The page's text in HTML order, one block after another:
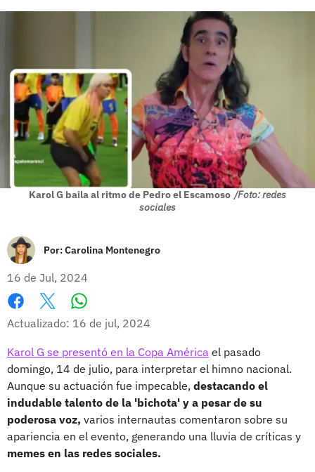
Karol G baila al ritmo de Pedro el Escamoso /Foto: redes
sociales
Por:Carolina Montenegro
16 de Jul, 2024
Facebook
X
Actualizado: 16 de jul, 2024
Karol G se presentó en la Copa América el pasado
domingo, 14 de julio, para interpretar el himno nacional.
Aunque su actuación fue impecable, destacando el
indudable talento de la 'bichota' y a pesar de su
poderosa voz, varios internautas comentaron sobre su
apariencia en el evento, generando una lluvia de críticas y
memes en las redes sociales.